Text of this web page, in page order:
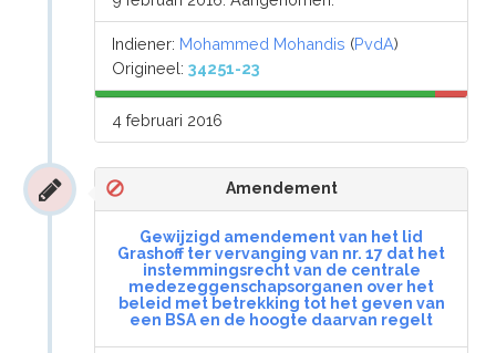
Indiener: Mohammed Mohandis (PvdA)
Origineel:34251-23
4 februari 2016
Amendement
Gewijzigd amendement van het lid
Grashoff ter vervanging van nr. 17 dat het
instemmingsrecht van de centrale
medezeggenschapsorganen over het
beleid met betrekking tot het geven van
een BSA en de hoogte daarvan regelt